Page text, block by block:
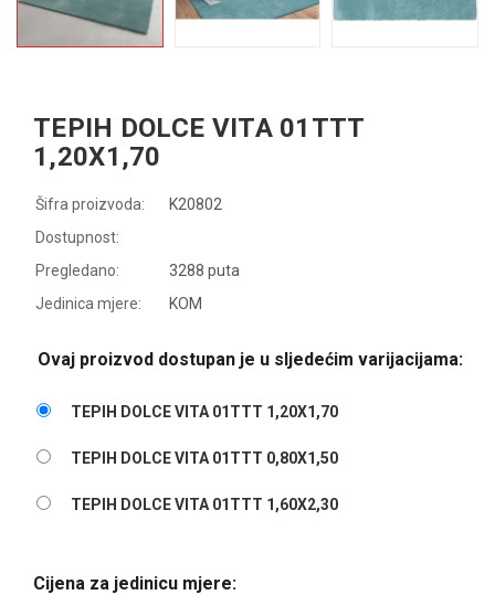
TEPIH DOLCE VITA 01TTT
1,20X1,70
Šifra proizvoda:
K20802
Dostupnost:
Pregledano:
3288 puta
Jedinica mjere:
KOM
Ovaj proizvod dostupan je u sljedećim varijacijama:
TEPIH DOLCE VITA 01TTT 1,20X1,70
TEPIH DOLCE VITA 01TTT 0,80X1,50
TEPIH DOLCE VITA 01TTT 1,60X2,30
Cijena za jedinicu mjere: